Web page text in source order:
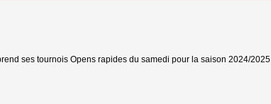
ses tournois Opens rapides du samedi pour la saison 2024/2025